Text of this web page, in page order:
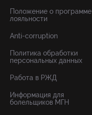
Положение о программе
лояльности
Anti-corruption
Политика обработки
персональных данных
Работа в РЖД
Информация для
болельщиков МГН